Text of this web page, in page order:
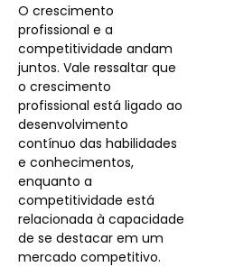
O crescimento
profissional e a
competitividade andam
juntos. Vale ressaltar que
o crescimento
profissional está ligado ao
desenvolvimento
contínuo das habilidades
e conhecimentos,
enquanto a
competitividade está
relacionada à capacidade
de se destacar em um
mercado competitivo.